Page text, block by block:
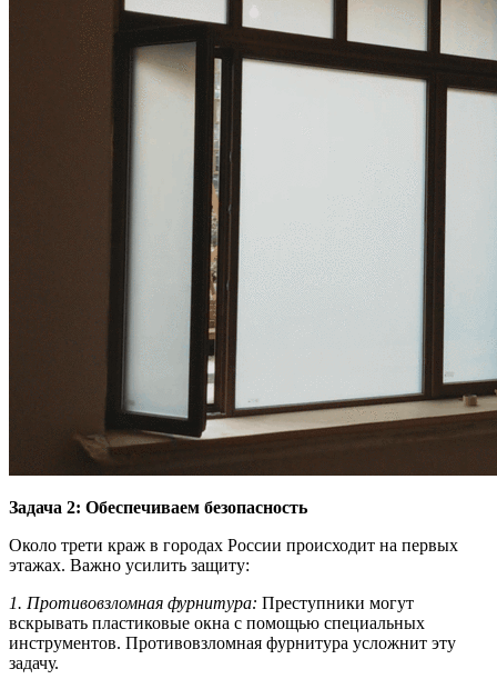
Задача 2: Обеспечиваем безопасность
Около трети краж в городах России происходит на первых
этажах. Важно усилить защиту:
1. Противовзломная фурнитура: Преступники могут
вскрывать пластиковые окна с помощью специальных
инструментов. Противовзломная фурнитура усложнит эту
задачу.